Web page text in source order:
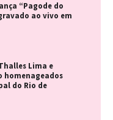
“Pagode do
ao vivo em
Lima e
homenageados
do Rio de